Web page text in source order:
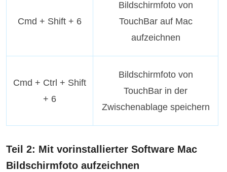
Cmd + Shift + 6
Bildschirmfoto von
TouchBar auf Mac
aufzeichnen
Cmd + Ctrl + Shift
+ 6
Bildschirmfoto von
TouchBar in der
Zwischenablage speichern
Teil 2: Mit vorinstallierter Software Mac
Bildschirmfoto aufzeichnen